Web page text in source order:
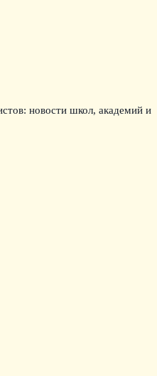
новости школ, академий и